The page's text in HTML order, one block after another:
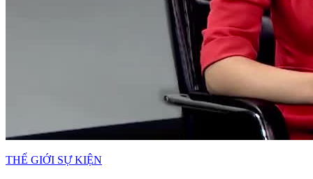
THẾ GIỚI SỰ KIỆN